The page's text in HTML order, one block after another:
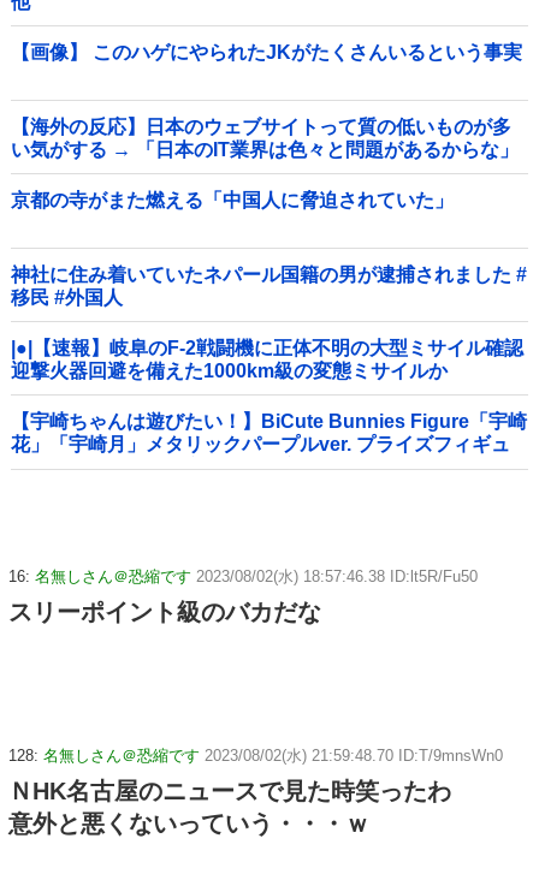
【画像】 このハゲにやられたJKがたくさんいるという事実
【海外の反応】日本のウェブサイトって質の低いものが多
い気がする → 「日本のIT業界は色々と問題があるからな」
「ゲームのUIは優れてるのに不思議」
京都の寺がまた燃える「中国人に脅迫されていた」
神社に住み着いていたネパール国籍の男が逮捕されました #
移民 #外国人
|●|【速報】岐阜のF-2戦闘機に正体不明の大型ミサイル確認
迎撃火器回避を備えた1000km級の変態ミサイルか
【宇崎ちゃんは遊びたい！】BiCute Bunnies Figure「宇崎
花」「宇崎月」メタリックパープルver. プライズフィギュ
ア【ラウンドワン限定で展開決定】
16: 名無しさん＠恐縮です 2023/08/02(水) 18:57:46.38 ID:lt5R/Fu50
スリーポイント級のバカだな
128: 名無しさん＠恐縮です 2023/08/02(水) 21:59:48.70 ID:T/9mnsWn0
ＮHK名古屋のニュースで見た時笑ったわ
意外と悪くないっていう・・・ｗ